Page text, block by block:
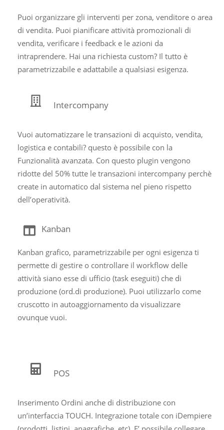
Puoi organizzare gli interventi per zona, venditore o area
di vendita. Puoi pianificare attività promozionali di
vendita, verificare i feedback e le azioni da
intraprendere. Hai una richiesta custom? Il tutto è
parametrizzabile e adattabile a qualsiasi esigenza.
Intercompany
Vuoi automatizzare le transazioni di acquisto, vendita,
logistica e contabili? questo è possibile con la
Funzionalità avanzata. Con questo plugin vengono
ridotte del 50% tutte le transazioni intercompany perchè
create in automatico dal sistema nel pieno rispetto
dell’operatività.
Kanban
Kanban grafico, parametrizzabile per ogni esigenza ti
permette di gestire o controllare il workflow delle
attività siano esse di ufficio (task eseguiti) che di
produzione (ord.di produzione). Puoi utilizzarlo come
cruscotto in autoaggiornamento da visualizzare
ovunque vuoi.
POS
Inserimento Ordini anche di distribuzione con
un’interfaccia TOUCH. Integrazione totale con iDempiere